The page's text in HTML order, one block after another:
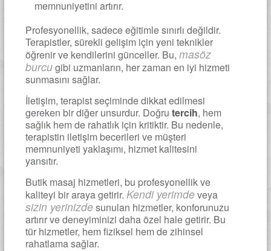
memnuniyetini artırır.
Profesyonellik, sadece eğitimle sınırlı değildir.
Terapistler, sürekli gelişim için yeni teknikler
öğrenir ve kendilerini günceller. Bu, masöz
burcugibi uzmanların, her zaman en iyi hizmeti
sunmasını sağlar.
İletişim, terapist seçiminde dikkat edilmesi
gereken bir diğer unsurdur. Doğru tercih, hem
sağlık hem de rahatlık için kritiktir. Bu nedenle,
terapistin iletişim becerileri ve müşteri
memnuniyeti yaklaşımı, hizmet kalitesini
yansıtır.
Butik masaj hizmetleri, bu profesyonellik ve
kaliteyi bir araya getirir. Kendi yerimdeveya
sizin yerinizdesunulan hizmetler, konforunuzu
artırır ve deneyiminizi daha özel hale getirir. Bu
tür hizmetler, hem fiziksel hem de zihinsel
rahatlama sağlar.